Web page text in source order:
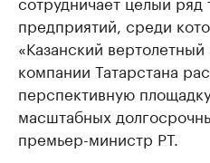
предприятий, среди
«Казанский
компании Татарстана
перспективную
масштабных
премьер-министр РТ.